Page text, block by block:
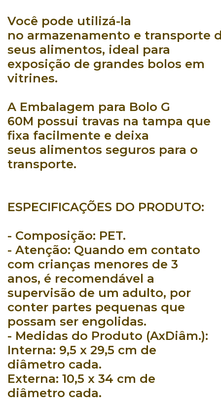
Você pode utilizá-la
no armazenamento e transporte
seus alimentos, ideal para
exposição de grandes bolos em
vitrines.
A Embalagem para Bolo G
60M possui travas na tampa que
fixa facilmente e deixa
seus alimentos seguros para o
transporte.
ESPECIFICAÇÕES DO PRODUTO:
- Composição: PET.
- Atenção: Quando em contato
com crianças menores de 3
anos, é recomendável a
supervisão de um adulto, por
conter partes pequenas que
possam ser engolidas.
- Medidas do Produto (AxDiâm.):
Interna: 9,5 x 29,5 cm de
diâmetro cada.
Externa: 10,5 x 34 cm de
diâmetro cada.